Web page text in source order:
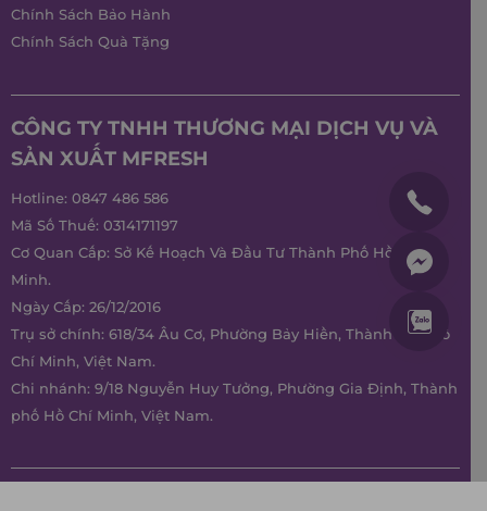
Chính Sách Bảo Hành
Chính Sách Quà Tặng
CÔNG TY TNHH THƯƠNG MẠI DỊCH VỤ VÀ
SẢN XUẤT MFRESH
Hotline: 0847 486 586
Mã Số Thuế: 0314171197
Cơ Quan Cấp: Sở Kế Hoạch Và Đầu Tư Thành Phố Hồ Chí
Minh.
Ngày Cấp: 26/12/2016
Trụ sở chính: 618/34 Âu Cơ, Phường Bảy Hiền, Thành phố Hồ
Chí Minh, Việt Nam.
Chi nhánh: 9/18 Nguyễn Huy Tưởng, Phường Gia Định, Thành
phố Hồ Chí Minh, Việt Nam.